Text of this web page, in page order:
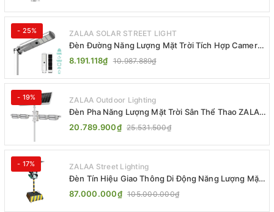
- 25% ZALAA SOLAR STREET LIGHT
Đèn Đường Năng Lượng Mặt Trời Tích Hợp Camera
ZALAA ZL-BJ04-CCTV (80W, IP65)
8.191.118₫ 10.987.889₫
- 19% ZALAA Outdoor Lighting
Đèn Pha Năng Lượng Mặt Trời Sân Thể Thao ZALAA
Jsc Chống Nước IP65 Cao Cấp
20.789.900₫ 25.531.500₫
- 17% ZALAA Street Lighting
Đèn Tín Hiệu Giao Thông Di Động Năng Lượng Mặt
Trời ZALAA ZL-300A-D
87.000.000₫ 105.000.000₫